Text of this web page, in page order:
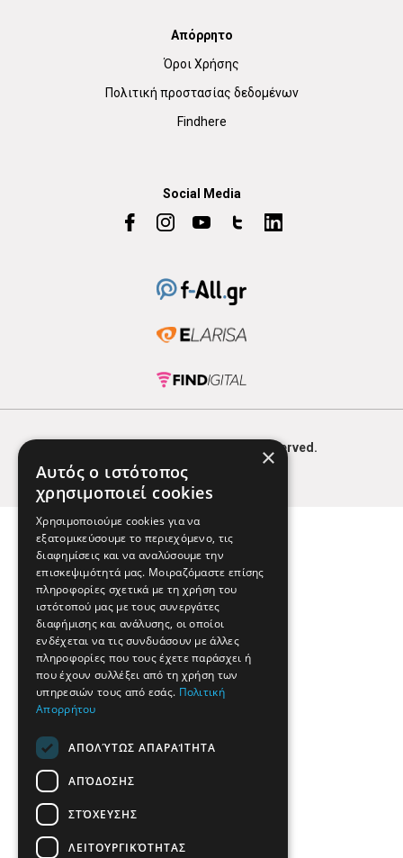
Απόρρητο
Όροι Χρήσης
Πολιτική προστασίας δεδομένων
Findhere
Social Media
HERE. All Rights Reserved.
×
Αυτός ο ιστότοπος
χρησιμοποιεί cookies
Χρησιμοποιούμε cookies για να
εξατομικεύσουμε το περιεχόμενο, τις
διαφημίσεις και να αναλύσουμε την
επισκεψιμότητά μας. Μοιραζόμαστε επίσης
πληροφορίες σχετικά με τη χρήση του
ιστότοπού μας με τους συνεργάτες
διαφήμισης και ανάλυσης, οι οποίοι
ενδέχεται να τις συνδυάσουν με άλλες
πληροφορίες που τους έχετε παράσχει ή
που έχουν συλλέξει από τη χρήση των
υπηρεσιών τους από εσάς. Πολιτική
Απορρήτου
ΑΠΟΛΎΤΩΣ ΑΠΑΡΑΊΤΗΤΑ
ΑΠΌΔΟΣΗΣ
ΣΤΌΧΕΥΣΗΣ
ΛΕΙΤΟΥΡΓΙΚΌΤΗΤΑΣ